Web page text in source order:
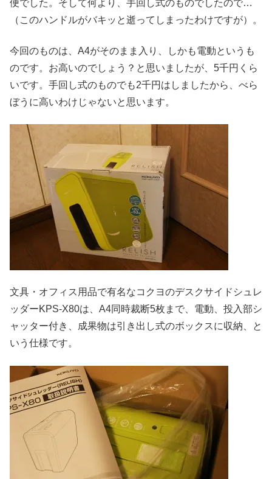
便でした。そして何より、手回し式のものでしたので…
（このハンドルがバキッと逝ってしまったわけですが）。
今回のものは、A4がそのまま入り、しかも電動というも
のです。お高いのでしょう？と思いましたが、5千円くら
いです。手回し式のものでも2千円はしましたから、べら
ぼうに高いわけじゃないと思います。
文具・オフィス用品で有名なコクヨのデスクサイドシュレ
ッダーKPS-X80は、A4同時裁断5枚まで、電動、投入部シ
ャッター付き、成果物は引き出し式のボックスに収納、と
いう仕様です。